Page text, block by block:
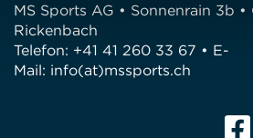
MS Sports AG • Sonnenrain 3b •
Rickenbach
Telefon: +41 41 260 33 67 • E-
Mail: info(at)mssports.ch